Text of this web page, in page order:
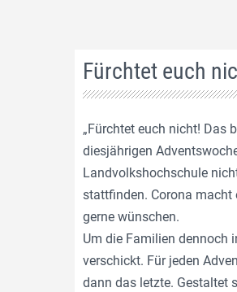
Fürchtet euch
„Fürchtet euch nicht! Das
diesjährigen
Landvolkshochschule
stattfinden. Corona macht
gerne wünschen.
Um die Familien dennoch
verschickt. Für jeden
dann das letzte. Gestaltet